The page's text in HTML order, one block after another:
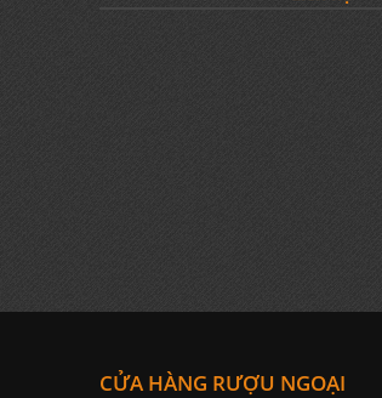
CỬA HÀNG RƯỢU NGOẠI